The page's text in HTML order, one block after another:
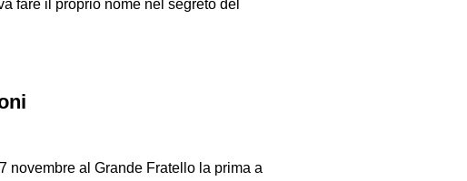
fare il proprio nome nel segreto del
novembre al Grande Fratello la prima a